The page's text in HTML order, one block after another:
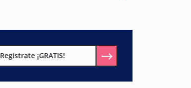
Regístrate ¡GRATIS!